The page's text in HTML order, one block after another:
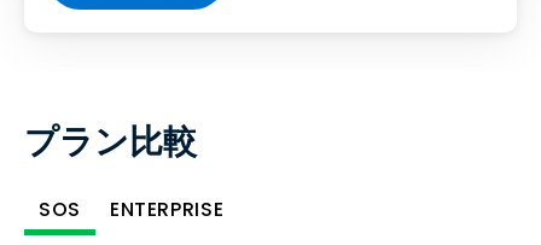
プラン比較
SOS ENTERPRISE